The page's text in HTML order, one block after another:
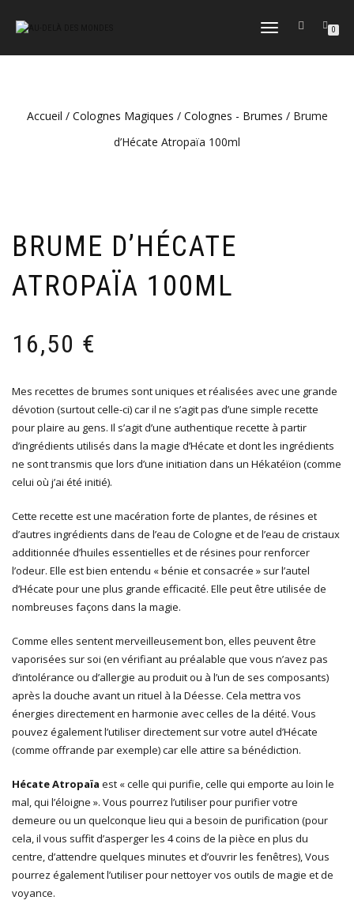
DÉPLIER
NAVIGATION
0
Accueil / Colognes Magiques / Colognes - Brumes / Brume
d’Hécate Atropaïa 100ml
BRUME D’HÉCATE
ATROPAÏA 100ML
16,50 €
Mes recettes de brumes sont uniques et réalisées avec une grande
dévotion (surtout celle-ci) car il ne s’agit pas d’une simple recette
pour plaire au gens. Il s’agit d’une authentique recette à partir
d’ingrédients utilisés dans la magie d’Hécate et dont les ingrédients
ne sont transmis que lors d’une initiation dans un Hékatéïon (comme
celui où j’ai été initié).
Cette recette est une macération forte de plantes, de résines et
d’autres ingrédients dans de l’eau de Cologne et de l’eau de cristaux
additionnée d’huiles essentielles et de résines pour renforcer
l’odeur. Elle est bien entendu « bénie et consacrée » sur l’autel
d’Hécate pour une plus grande efficacité. Elle peut être utilisée de
nombreuses façons dans la magie.
Comme elles sentent merveilleusement bon, elles peuvent être
vaporisées sur soi (en vérifiant au préalable que vous n’avez pas
d’intolérance ou d’allergie au produit ou à l’un de ses composants)
après la douche avant un rituel à la Déesse. Cela mettra vos
énergies directement en harmonie avec celles de la déité. Vous
pouvez également l’utiliser directement sur votre autel d’Hécate
(comme offrande par exemple) car elle attire sa bénédiction.
Hécate Atropaïa est « celle qui purifie, celle qui emporte au loin le
mal, qui l’éloigne ». Vous pourrez l’utiliser pour purifier votre
demeure ou un quelconque lieu qui a besoin de purification (pour
cela, il vous suffit d’asperger les 4 coins de la pièce en plus du
centre, d’attendre quelques minutes et d’ouvrir les fenêtres), Vous
pourrez également l’utiliser pour nettoyer vos outils de magie et de
voyance.